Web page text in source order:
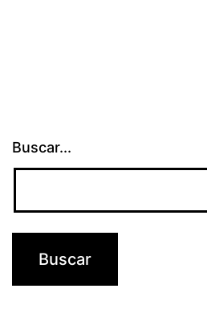
Buscar...